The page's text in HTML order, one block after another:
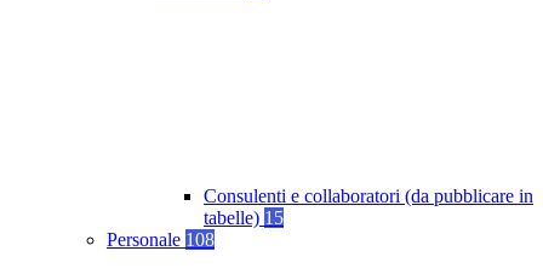
Consulenti e collaboratori (da pubblicare in
tabelle) 15
Personale 108